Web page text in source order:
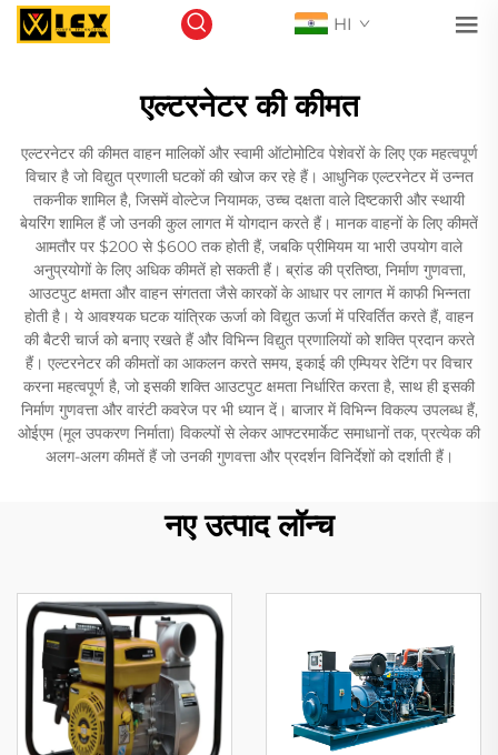
HI
एल्टरनेटर की कीमत
एल्टरनेटर की कीमत वाहन मालिकों और स्वामी ऑटोमोटिव पेशेवरों के लिए एक महत्वपूर्ण
विचार है जो विद्युत प्रणाली घटकों की खोज कर रहे हैं। आधुनिक एल्टरनेटर में उन्नत
तकनीक शामिल है, जिसमें वोल्टेज नियामक, उच्च दक्षता वाले दिष्टकारी और स्थायी
बेयरिंग शामिल हैं जो उनकी कुल लागत में योगदान करते हैं। मानक वाहनों के लिए कीमतें
आमतौर पर $200 से $600 तक होती हैं, जबकि प्रीमियम या भारी उपयोग वाले
अनुप्रयोगों के लिए अधिक कीमतें हो सकती हैं। ब्रांड की प्रतिष्ठा, निर्माण गुणवत्ता,
आउटपुट क्षमता और वाहन संगतता जैसे कारकों के आधार पर लागत में काफी भिन्नता
होती है। ये आवश्यक घटक यांत्रिक ऊर्जा को विद्युत ऊर्जा में परिवर्तित करते हैं, वाहन
की बैटरी चार्ज को बनाए रखते हैं और विभिन्न विद्युत प्रणालियों को शक्ति प्रदान करते
हैं। एल्टरनेटर की कीमतों का आकलन करते समय, इकाई की एम्पियर रेटिंग पर विचार
करना महत्वपूर्ण है, जो इसकी शक्ति आउटपुट क्षमता निर्धारित करता है, साथ ही इसकी
निर्माण गुणवत्ता और वारंटी कवरेज पर भी ध्यान दें। बाजार में विभिन्न विकल्प उपलब्ध हैं,
ओईएम (मूल उपकरण निर्माता) विकल्पों से लेकर आफ्टरमार्केट समाधानों तक, प्रत्येक की
अलग-अलग कीमतें हैं जो उनकी गुणवत्ता और प्रदर्शन विनिर्देशों को दर्शाती हैं।
नए उत्पाद लॉन्च